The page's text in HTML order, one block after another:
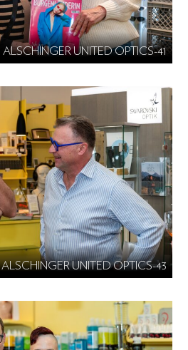
ALSCHINGER UNITED OPTICS-41
ALSCHINGER UNITED OPTICS-43